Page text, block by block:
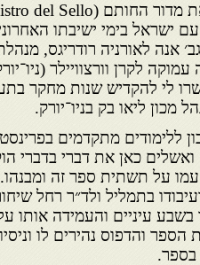
עם ישראל בימי ישיבתו
אנה לאורניה רודריגס,
עמוקה לקרן וורצוויילר
לי להקדיש שנות מחקר
מכון ליאו בק בניו־יורק.
ללימודים מתקדמים
ואשלים כאן את דברי בדברי
על תשתית ספר זה
בתמליל ולד״ר רחל
בשבע עיניים והעמידה אותו
והדפוס נהירים לו